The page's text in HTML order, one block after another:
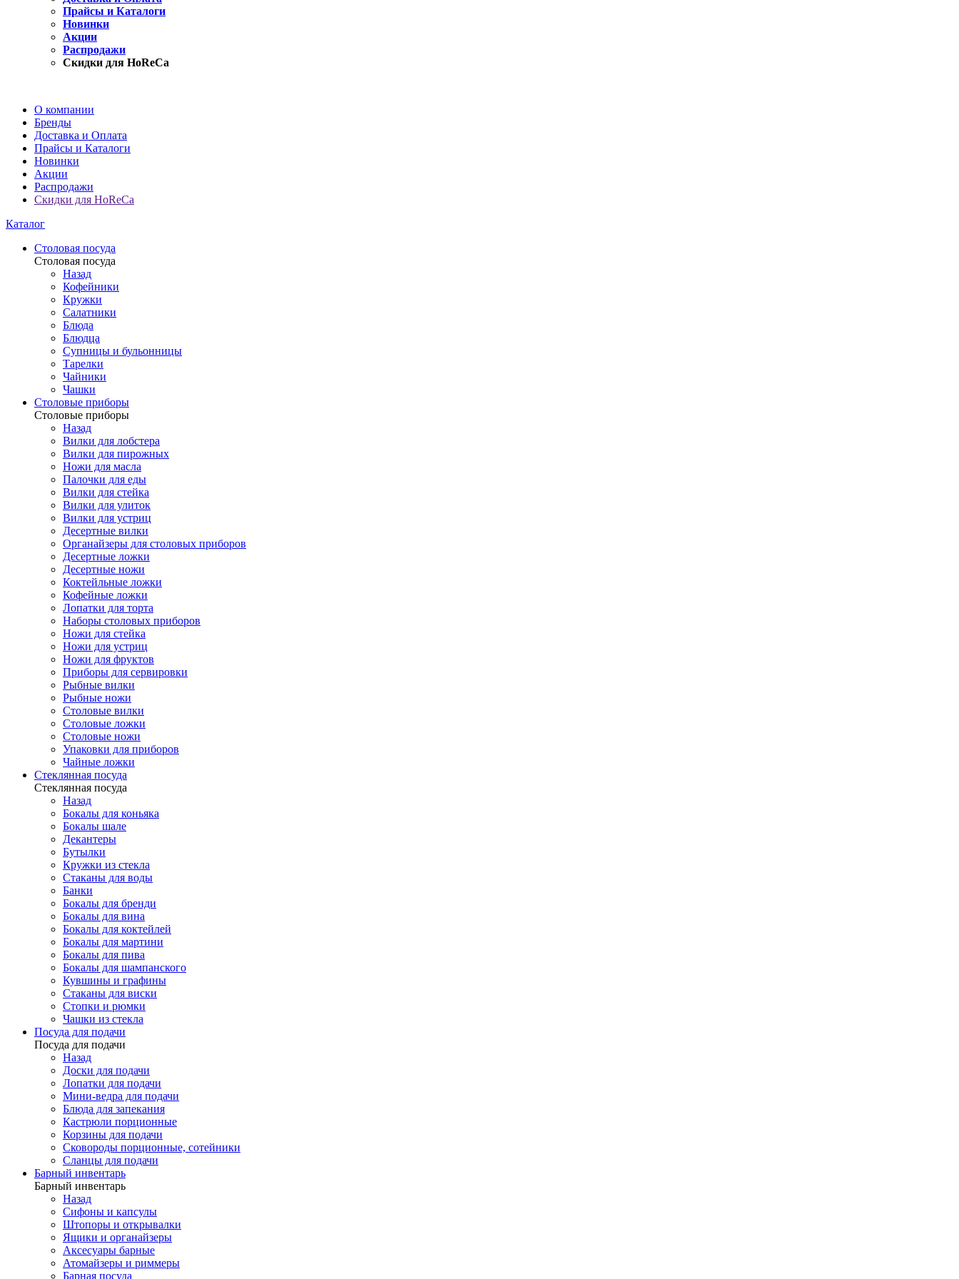
Прайсы и Каталоги
Новинки
Акции
Распродажи
Скидки для HoReCa
О компании
Бренды
Доставка и Оплата
Прайсы и Каталоги
Новинки
Акции
Распродажи
Скидки для HoReCa
Каталог
Столовая посуда
Столовая посуда
Назад
Кофейники
Кружки
Салатники
Блюда
Блюдца
Супницы и бульонницы
Тарелки
Чайники
Чашки
Cтоловые приборы
Cтоловые приборы
Назад
Вилки для лобстера
Вилки для пирожных
Ножи для масла
Палочки для еды
Вилки для стейка
Вилки для улиток
Вилки для устриц
Десертные вилки
Органайзеры для столовых приборов
Десертные ложки
Десертные ножи
Коктейльные ложки
Кофейные ложки
Лопатки для торта
Наборы столовых приборов
Ножи для стейка
Ножи для устриц
Ножи для фруктов
Приборы для сервировки
Рыбные вилки
Рыбные ножи
Столовые вилки
Столовые ложки
Столовые ножи
Упаковки для приборов
Чайные ложки
Стеклянная посуда
Стеклянная посуда
Назад
Бокалы для коньяка
Бокалы шале
Декантеры
Бутылки
Кружки из стекла
Стаканы для воды
Банки
Бокалы для бренди
Бокалы для вина
Бокалы для коктейлей
Бокалы для мартини
Бокалы для пива
Бокалы для шампанского
Кувшины и графины
Стаканы для виски
Стопки и рюмки
Чашки из стекла
Посуда для подачи
Посуда для подачи
Назад
Доски для подачи
Лопатки для подачи
Мини-ведра для подачи
Блюда для запекания
Кастрюли порционные
Корзины для подачи
Сковороды порционные, сотейники
Сланцы для подачи
Барный инвентарь
Барный инвентарь
Назад
Сифоны и капсулы
Штопоры и открывалки
Ящики и органайзеры
Аксесуары барные
Атомайзеры и риммеры
Барная посуда